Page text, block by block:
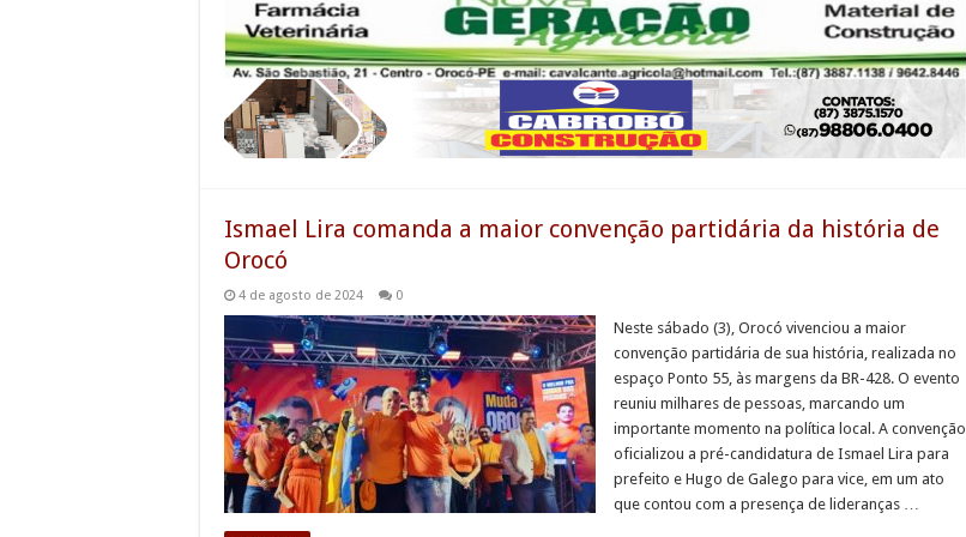
Ismael Lira comanda a maior convenção partidária da história de
Orocó
4 de agosto de 2024 0
Neste sábado (3), Orocó vivenciou a maior
convenção partidária de sua história, realizada no
espaço Ponto 55, às margens da BR-428. O evento
reuniu milhares de pessoas, marcando um
importante momento na política local. A convenção
oficializou a pré-candidatura de Ismael Lira para
prefeito e Hugo de Galego para vice, em um ato
que contou com a presença de lideranças …